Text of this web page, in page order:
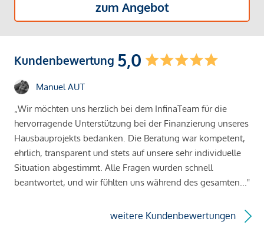
zum Angebot
Kundenbewertung 5,0
Manuel AUT
„Wir möchten uns herzlich bei dem InfinaTeam für die
hervorragende Unterstützung bei der Finanzierung unseres
Hausbauprojekts bedanken. Die Beratung war kompetent,
ehrlich, transparent und stets auf unsere sehr individuelle
Situation abgestimmt. Alle Fragen wurden schnell
beantwortet, und wir fühlten uns während des gesamten..."
weitere Kundenbewertungen